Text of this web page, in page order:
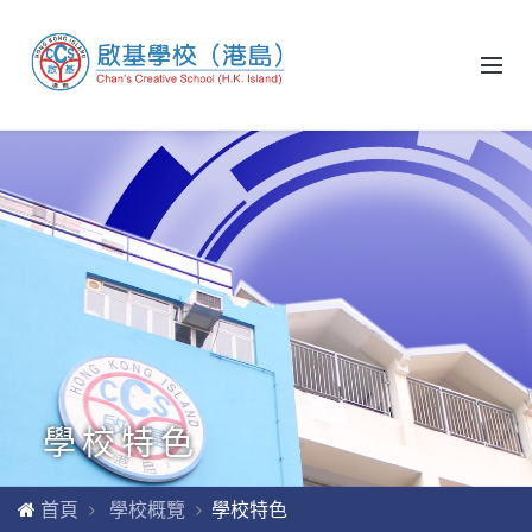
學校特色
首頁 學校概覽 學校特色